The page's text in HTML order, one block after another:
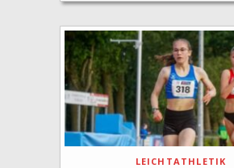
LEICHTATHLETIK